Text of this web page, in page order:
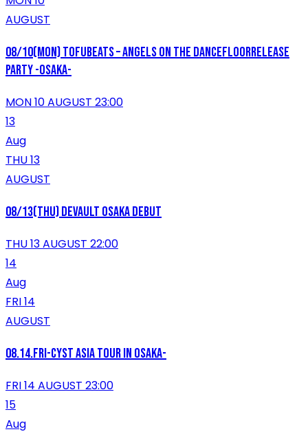
AUGUST
08/10(MON) tofubeats – Angels On The DancefloorRelease
party -Osaka-
MON 10 AUGUST 23:00
13
Aug
THU 13
AUGUST
08/13(THU) DEVAULT OSAKA DEBUT
THU 13 AUGUST 22:00
14
Aug
FRI 14
AUGUST
08.14.fri-Cyst Asia Tour in osaka-
FRI 14 AUGUST 23:00
15
Aug